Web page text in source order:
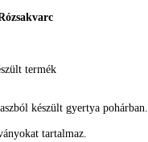
termék
készült gyertya pohárban.
tartalmaz.